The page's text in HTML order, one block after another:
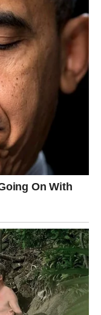
Sada dolazi
ono što vas
OD
– sada dolazi